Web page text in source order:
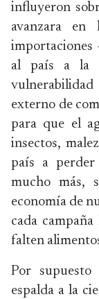
influyeron
avanzara
importaciones
al país a la
vulnerabilidad
externo de
para que el
insectos,
país a
mucho más,
economía de
cada
falten
Por
espalda a la